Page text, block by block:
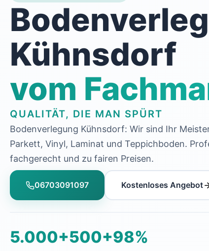
Kühnsdorf
vom
QUALITÄT, DIE MAN SPÜRT
Bodenverlegung Kühnsdorf: Wir sind Ihr
Parkett, Vinyl, Laminat und Teppichboden.
fachgerecht und zu fairen Preisen.
06703091097 Kostenloses Angebot
5.000+500+98%